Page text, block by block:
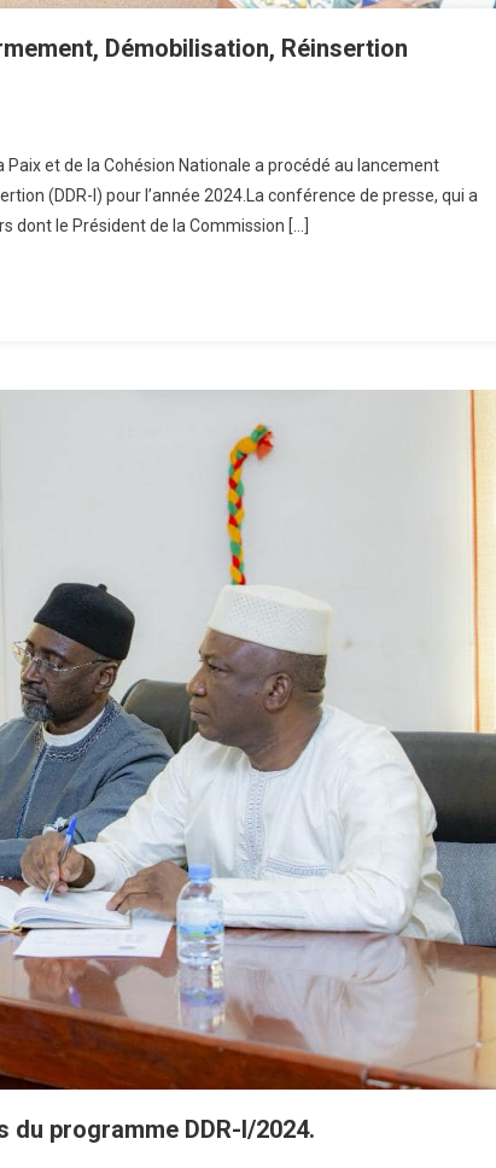
Démobilisation, Réinsertion
et de la Cohésion Nationale a procédé au lancement
(DDR-I) pour l’année 2024.La conférence de presse, qui a
dont le Président de la Commission […]
programme DDR-I/2024.